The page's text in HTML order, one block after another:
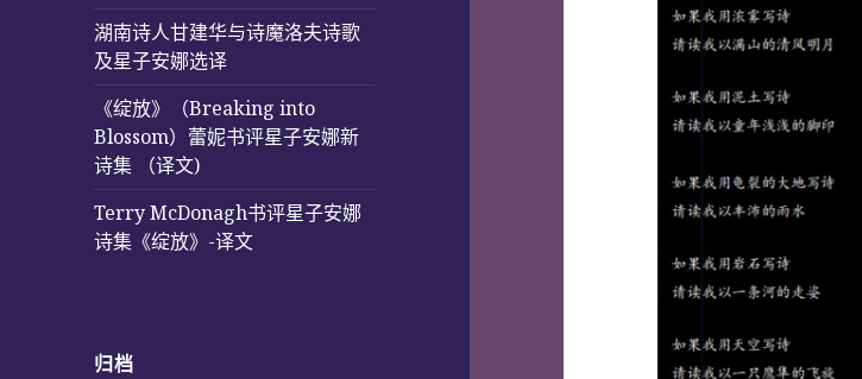
湖南诗人甘建华与诗魔洛夫诗歌
及星子安娜选译
《绽放》（Breaking into
Blossom）蕾妮书评星子安娜新
诗集 （译文)
Terry McDonagh书评星子安娜
诗集《绽放》-译文
归档